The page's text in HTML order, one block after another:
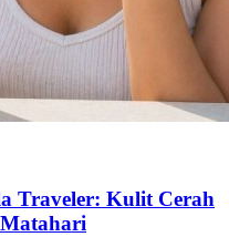
Traveler: Kulit Cerah